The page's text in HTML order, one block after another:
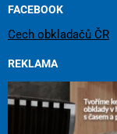
FACEBOOK
Cech obkladačů ČR
REKLAMA